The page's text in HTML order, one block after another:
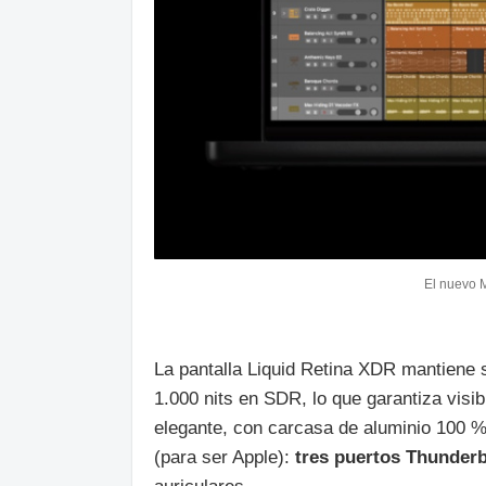
El nuevo
La pantalla Liquid Retina XDR
1.000 nits en SDR, lo que garantiza
elegante, con carcasa de aluminio 100
(para ser Apple): tres puertos